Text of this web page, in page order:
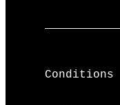
Conditions